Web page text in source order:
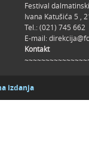
Festival
Ivana Katušića 5 ,
Tel.: (021) 745 662
E-mail:
Kontakt
izdanja